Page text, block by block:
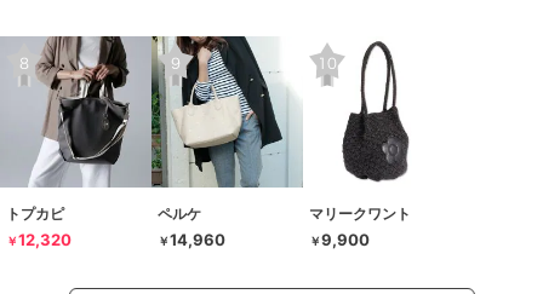
トプカピ
￥12,320
ペルケ
￥14,960
マリークワント
￥9,900